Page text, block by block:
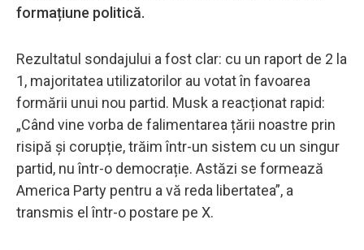
formațiune politică.
Rezultatul sondajului a fost clar: cu un raport de 2 la
1, majoritatea utilizatorilor au votat în favoarea
formării unui nou partid. Musk a reacționat rapid:
„Când vine vorba de falimentarea țării noastre prin
risipă și corupție, trăim într-un sistem cu un singur
partid, nu într-o democrație. Astăzi se formează
America Party pentru a vă reda libertatea”, a
transmis el într-o postare pe X.